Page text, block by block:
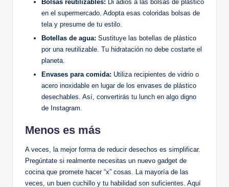
Bolsas reutilizables: Di adiós a las bolsas de plástico
en el supermercado. Adopta esas coloridas bolsas de
tela y presume de tu estilo.
Botellas de agua: Sustituye las botellas de plástico
por una reutilizable. Tu hidratación no debe costarte el
planeta.
Envases para comida: Utiliza recipientes de vidrio o
acero inoxidable en lugar de los envases de plástico
desechables. Así, convertirás tu lunch en algo digno
de Instagram.
Menos es más
A veces, la mejor forma de reducir desechos es simplificar.
Pregúntate si realmente necesitas un nuevo gadget de
cocina que promete hacer “x” cosas. La mayoría de las
veces, un buen cuchillo y tu habilidad son suficientes. Aquí